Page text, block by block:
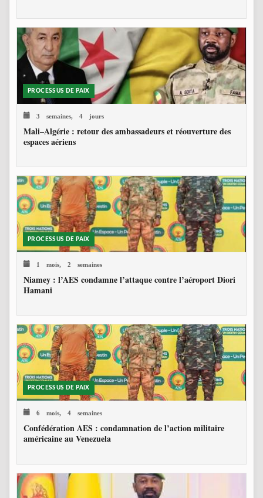
PROCESSUS DE PAIX
3 semaines, 4 jours
Mali–Algérie : retour des ambassadeurs et réouverture des
espaces aériens
PROCESSUS DE PAIX
1 mois, 2 semaines
Niamey : l’AES condamne l’attaque contre l’aéroport Diori
Hamani
PROCESSUS DE PAIX
6 mois, 4 semaines
Confédération AES : condamnation de l’action militaire
américaine au Venezuela